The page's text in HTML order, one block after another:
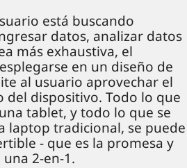
está buscando
datos, analizar datos
más exhaustiva, el
en un diseño de
al usuario aprovechar el
dispositivo. Todo lo que
tablet, y todo lo que se
laptop tradicional, se puede
- que es la promesa y
2-en-1.